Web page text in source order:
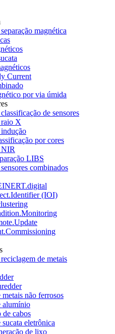
magnética
Current
por via úmida
de sensores
raio X
por cores
NIR
LIBS
combinados
(IOI)
de metais
não ferrosos
alumínio
de cabos
eletrônica
de lixo